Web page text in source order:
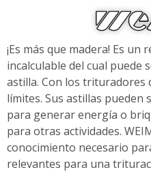
¡Es más que madera! Es
incalculable del cual puede
astilla. Con los trituradores
límites. Sus astillas pueden
para generar energía o
para otras actividades.
conocimiento necesario
relevantes para una